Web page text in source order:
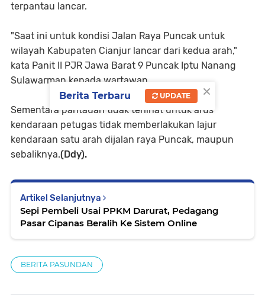
terpantau lancar.
"Saat ini untuk kondisi Jalan Raya Puncak untuk
wilayah Kabupaten Cianjur lancar dari kedua arah,"
kata Panit II PJR Jawa Barat 9 Puncak Iptu Nanang
Sulawarman kepada wartawan.
Sementara pantauan tidak terlihat untuk arus
kendaraan petugas tidak memberlakukan lajur
kendaraan satu arah dijalan raya Puncak, maupun
sebaliknya.(Ddy).
Artikel Selanjutnya
Sepi Pembeli Usai PPKM Darurat, Pedagang
Pasar Cipanas Beralih Ke Sistem Online
BERITA PASUNDAN
×
Berita Terbaru UPDATE